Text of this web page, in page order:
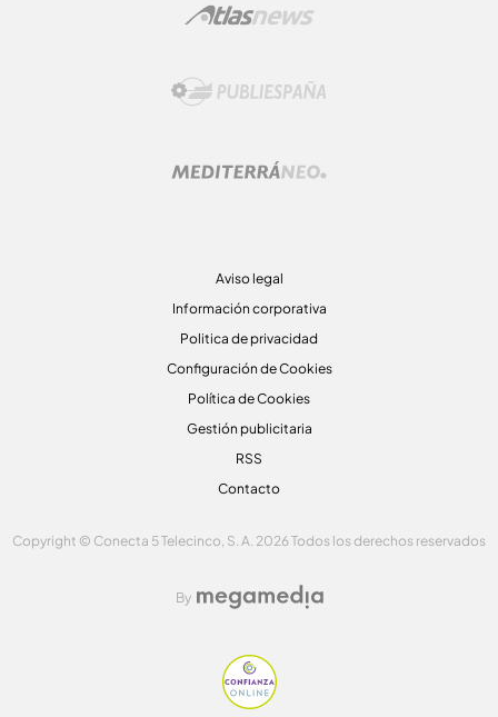
Aviso legal
Información corporativa
Politica de privacidad
Configuración de Cookies
Política de Cookies
Gestión publicitaria
RSS
Contacto
Copyright © Conecta 5 Telecinco, S. A. 2026 Todos los derechos reservados
By